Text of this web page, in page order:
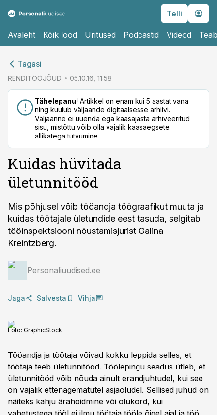
Telli
Avaleht Kõik lood Üritused Podcastid Videod
Tagasi
RENDITÖÖJÕUD 05.10.16, 11:58
Tähelepanu! Artikkel on enam kui 5 aastat vana
ning kuulub väljaande digitaalsesse arhiivi.
Väljaanne ei uuenda ega kaasajasta arhiveeritud
sisu, mistõttu võib olla vajalik kaasaegsete
allikatega tutvumine
Kuidas hüvitada
ületunnitööd
Mis põhjusel võib tööandja töögraafikut muuta ja
kuidas töötajale ületundide eest tasuda, selgitab
tööinspektsiooni nõustamisjurist Galina
Kreintzberg.
Personaliuudised.ee
Jaga Salvesta Vihja
Foto: GraphicStock
Tööandja ja töötaja võivad kokku leppida selles, et
töötaja teeb ületunnitööd. Töölepingu seadus ütleb, et
ületunnitööd võib nõuda ainult erandjuhtudel, kui see
on vajalik ettenägematutel asjaoludel. Sellised juhud on
näiteks kahju ärahoidmine või olukord, kui
vahetustega tööl ei ilmu töötaja tööle õigel ajal ja töö